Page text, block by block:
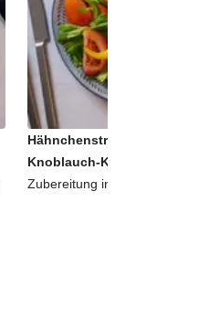
Hähnchenstreifen mit
Knoblauch-Kartoffeln
Zubereitung in Air-Fryer oder